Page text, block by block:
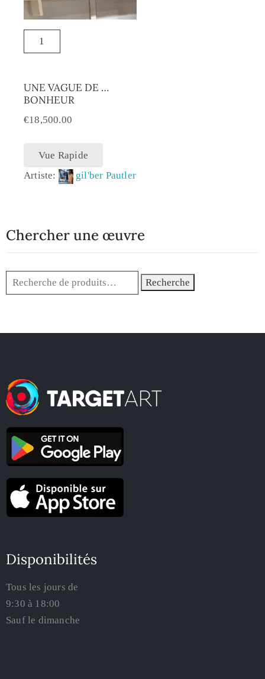
UNE VAGUE DE …
BONHEUR
€18,500.00
Vue Rapide
Artiste:
gil'ber Pautler
Chercher une œuvre
Recherche
Disponibilités
Tous les jours de
9:30 à 18:00
Sauf le dimanche